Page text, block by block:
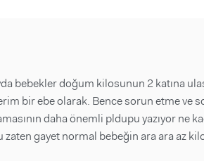
bebekler doğum kilosunun 2 katına
bir ebe olarak. Bence sorun etme ve
daha önemli pldupu yazıyor ne
gayet normal bebeğin ara ara az